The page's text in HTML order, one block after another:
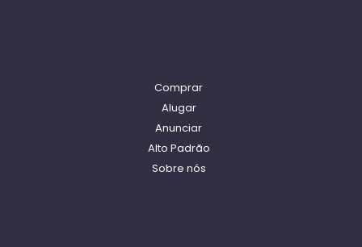
Comprar
Alugar
Anunciar
Alto Padrão
Sobre nós